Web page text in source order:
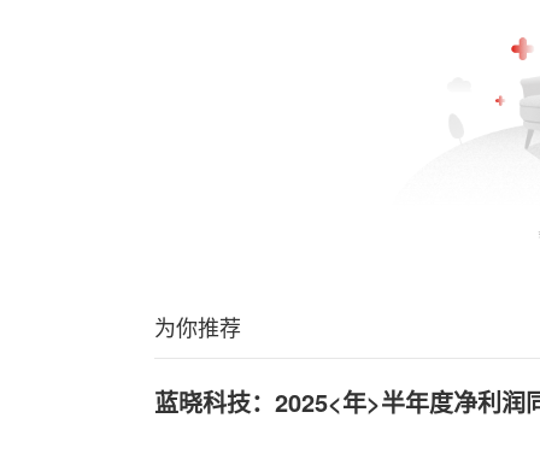
为你推荐
蓝晓科技：2025<年>半年度净利润